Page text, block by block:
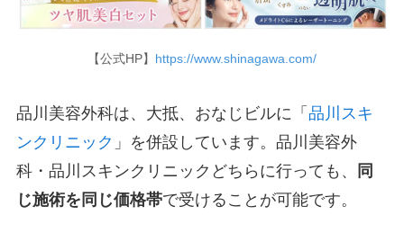
【公式HP】 https://www.shinagawa.com/
品川美容外科は、大抵、おなじビルに「 品川スキ
ンクリニック 」を併設しています。品川美容外
科・品川スキンクリニックどちらに行っても、
同
じ施術を同じ価格帯で受けることが可能です。